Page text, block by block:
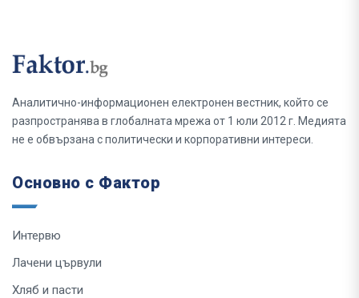
Аналитично-информационен електронен вестник, който се
разпространява в глобалната мрежа от 1 юли 2012 г. Медията
не е обвързана с политически и корпоративни интереси.
Основно с Фактор
Интервю
Лачени цървули
Хляб и пасти